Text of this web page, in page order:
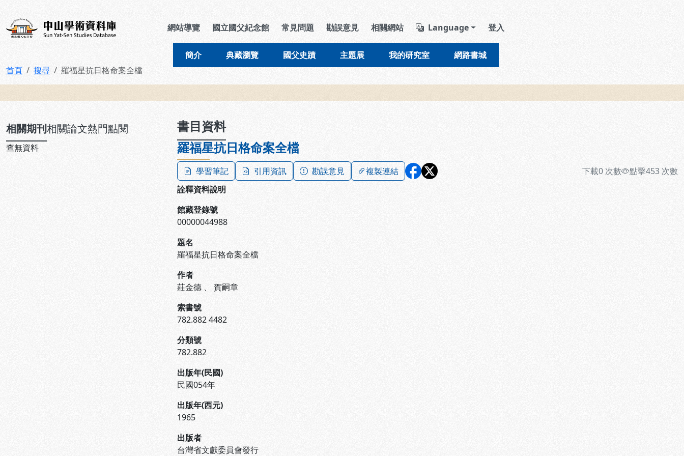
中山學術資料庫 導覽列區塊
網站導覽 國立國父紀念館 常見問題 勘誤意見 相關網站 Language 登入
簡介 典藏瀏覽 國父史蹟 主題展 我的研究室 網路書城
首頁 搜尋 羅福星抗日格命案全檔
相關期刊相關論文熱門點閱
查無資料
書目資料
羅福星抗日格命案全檔
學習筆記 引用資訊 勘誤意見 複製連結 下載0 次數 點擊453 次數
詮釋資料說明
館藏登錄號
00000044988
題名
羅福星抗日格命案全檔
作者
莊金德 、 賀嗣章
索書號
782.882 4482
分類號
782.882
出版年(民國)
民國054年
出版年(西元)
1965
出版者
台灣省文獻委員會發行